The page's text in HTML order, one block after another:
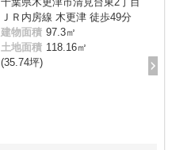
ＪＲ内房線 木更津 徒歩49分
建物面積 97.3㎡
土地面積 118.16㎡
(35.74坪)